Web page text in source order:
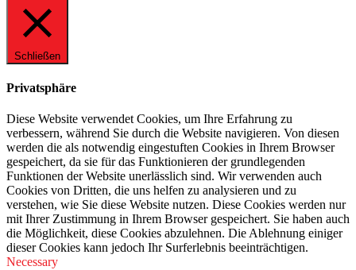
Schließen
Privatsphäre
Diese Website verwendet Cookies, um Ihre Erfahrung zu
verbessern, während Sie durch die Website navigieren. Von diesen
werden die als notwendig eingestuften Cookies in Ihrem Browser
gespeichert, da sie für das Funktionieren der grundlegenden
Funktionen der Website unerlässlich sind. Wir verwenden auch
Cookies von Dritten, die uns helfen zu analysieren und zu
verstehen, wie Sie diese Website nutzen. Diese Cookies werden nur
mit Ihrer Zustimmung in Ihrem Browser gespeichert. Sie haben auch
die Möglichkeit, diese Cookies abzulehnen. Die Ablehnung einiger
dieser Cookies kann jedoch Ihr Surferlebnis beeinträchtigen.
Necessary